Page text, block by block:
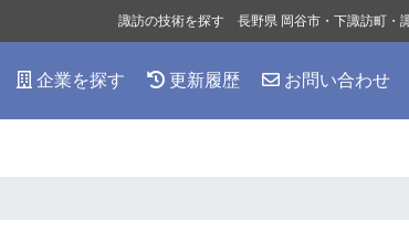
企業を探す 更新履歴 お問い合わせ
諏訪の技術を探す 長野県 岡谷市・下諏訪町・